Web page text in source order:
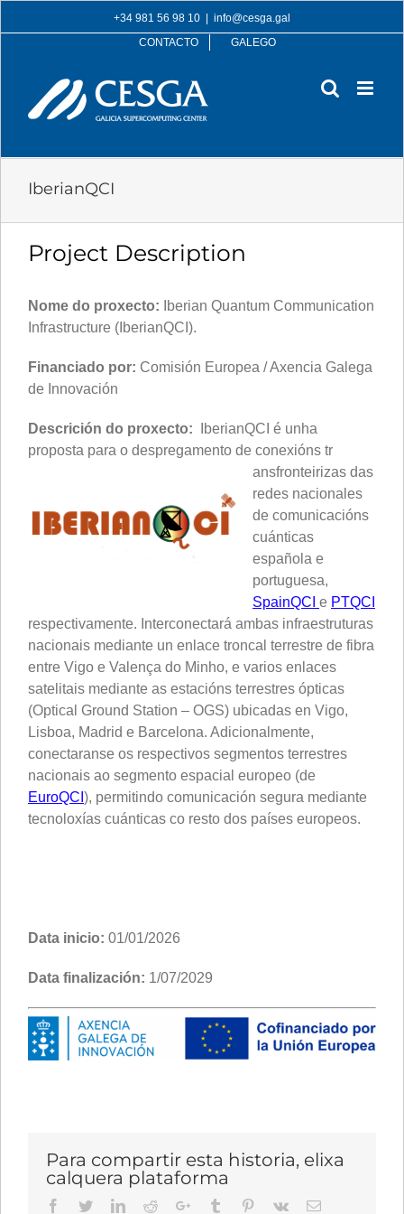
to
+34 981 56 98 10
info@cesga.gal
CONTACTO
GALEGO
IberianQCI
Project Description
Nome do proxecto: Iberian Quantum Communication
Infrastructure (IberianQCI).
Financiado por: Comisión Europea / Axencia Galega
de Innovación
Descrición do proxecto:
IberianQCI é unha
proposta para o despregamento de conexións tr
ansfronteirizas das
redes nacionales
de comunicacións
cuánticas
española e
portuguesa,
SpainQCI e PTQCI
respectivamente. Interconectará ambas infraestruturas
nacionais mediante un enlace troncal terrestre de fibra
entre Vigo e Valença do Minho, e varios enlaces
satelitais mediante as estacións terrestres ópticas
(Optical Ground Station – OGS) ubicadas en Vigo,
Lisboa, Madrid e Barcelona. Adicionalmente,
conectaranse os respectivos segmentos terrestres
nacionais ao segmento espacial europeo (de
EuroQCI ), permitindo comunicación segura mediante
tecnoloxías cuánticas co resto dos países europeos.
Data inicio: 01/01/2026
Data finalización: 1/07/2029
Para compartir esta historia, elixa
calquera plataforma
Facebook
TwitterLinkedIn
RedditGoogle+Tumblr Pinterest
Vk Email